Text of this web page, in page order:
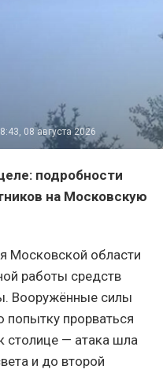
08 августа 2026
подробности
на Московскую
Московской области
работы средств
Вооружённые силы
прорваться
столице — атака шла
и до второй